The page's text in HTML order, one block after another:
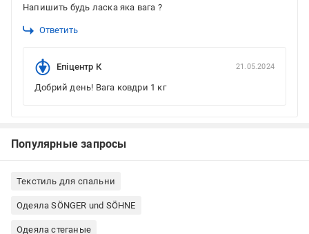
Напишить будь ласка яка вага ?
Ответить
Епіцентр К 21.05.2024
Добрий день! Вага ковдри 1 кг
Популярные запросы
Текстиль для спальни
Одеяла SÖNGER und SÖHNE
Одеяла стеганые